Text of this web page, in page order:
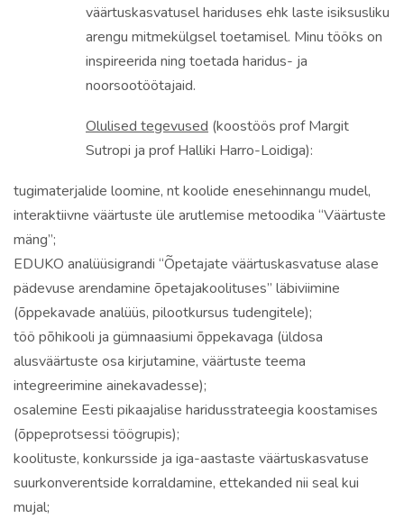
väärtuskasvatusel hariduses ehk laste isiksusliku
arengu mitmekülgsel toetamisel. Minu tööks on
inspireerida ning toetada haridus- ja
noorsootöötajaid.
Olulised tegevused (koostöös prof Margit
Sutropi ja prof Halliki Harro-Loidiga):
tugimaterjalide loomine, nt koolide enesehinnangu mudel,
interaktiivne väärtuste üle arutlemise metoodika “Väärtuste
mäng”;
EDUKO analüüsigrandi “Õpetajate väärtuskasvatuse alase
pädevuse arendamine õpetajakoolituses” läbiviimine
(õppekavade analüüs, pilootkursus tudengitele);
töö põhikooli ja gümnaasiumi õppekavaga (üldosa
alusväärtuste osa kirjutamine, väärtuste teema
integreerimine ainekavadesse);
osalemine Eesti pikaajalise haridusstrateegia koostamises
(õppeprotsessi töögrupis);
koolituste, konkursside ja iga-aastaste väärtuskasvatuse
suurkonverentside korraldamine, ettekanded nii seal kui
mujal;